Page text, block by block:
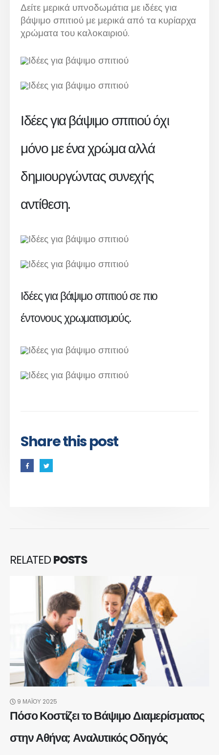
Δείτε μερικά υπνοδωμάτια με ιδέες για
βάψιμο σπιτιού με μερικά από τα κυρίαρχα
χρώματα του καλοκαιριού.
Ιδέες για βάψιμο σπιτιού όχι
μόνο με ένα χρώμα αλλά
δημιουργώντας συνεχής
αντίθεση.
Ιδέες για βάψιμο σπιτιού σε πιο
έντονους χρωματισμούς.
Share this post
RELATEDPOSTS
9 ΜΑΪ́ΟΥ 2025
Πόσο Κοστίζει το Βάψιμο Διαμερίσματος
στην Αθήνα; Αναλυτικός Οδηγός